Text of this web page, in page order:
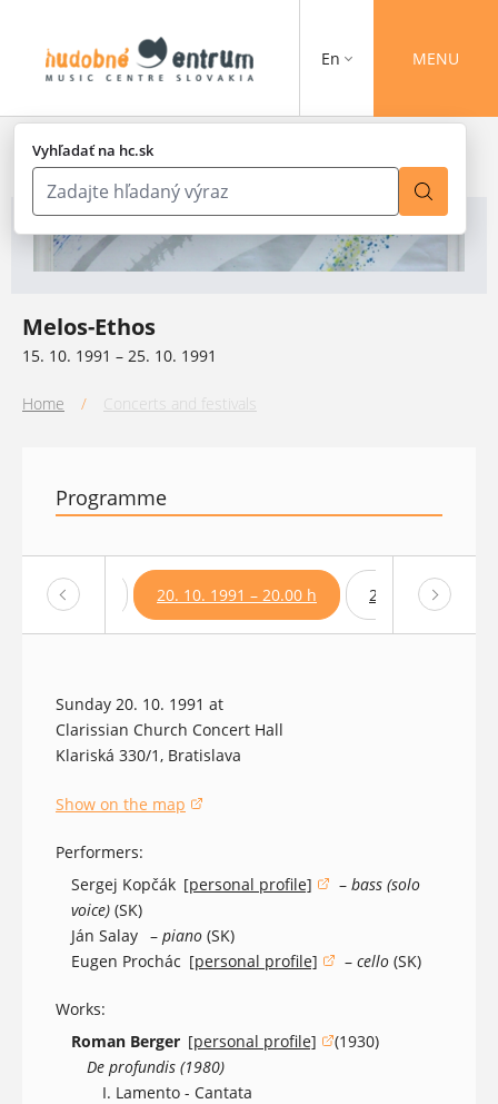
Vyhľadať na hc.sk
En MENU
Melos-Ethos
15. 10. 1991 – 25. 10. 1991
Home / Concerts and festivals
Programme
– 17.00 h 20. 10. 1991 – 20.00 h 21. 10. 1991 –
Sunday 20. 10. 1991 at
Clarissian Church Concert Hall
Klariská 330/1, Bratislava
Show on the map
(opens in a new window)
Performers:
Sergej Kopčák [personal profile]
(opens in a new window)
– bass (solo
voice) (SK)
Ján Salay – piano (SK)
Eugen Prochác [personal profile]
(opens in a new window)
– cello (SK)
Works:
Roman Berger [personal profile]
(opens in a new window)
(1930)
De profundis (1980)
I. Lamento - Cantata